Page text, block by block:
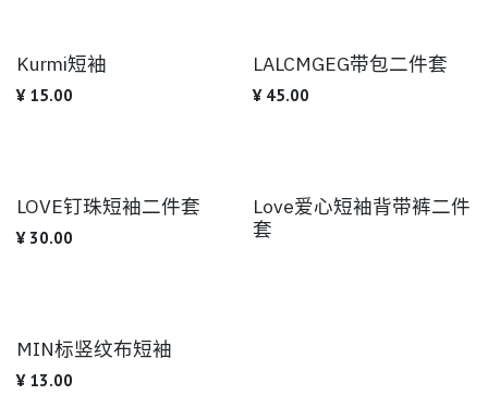
Kurmi短袖
¥ 15.00
LALCMGEG带包二件套
¥ 45.00
LOVE钉珠短袖二件套
¥ 30.00
Love爱心短袖背带裤二件
套
MIN标竖纹布短袖
¥ 13.00